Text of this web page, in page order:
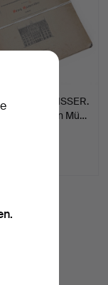
HAUBERRISSER.
Rathaus in Mü…